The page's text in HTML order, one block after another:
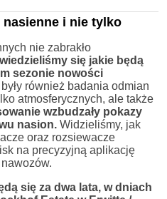
nasienne i nie tylko
nie zabrakło
się jakie będą
sezonie nowości
również badania odmian
atmosferycznych, ale także
wzbudzały pokazy
nasion. Widzieliśmy, jak
oraz rozsiewacze
na precyzyjną aplikację
się za dwa lata, w dniach